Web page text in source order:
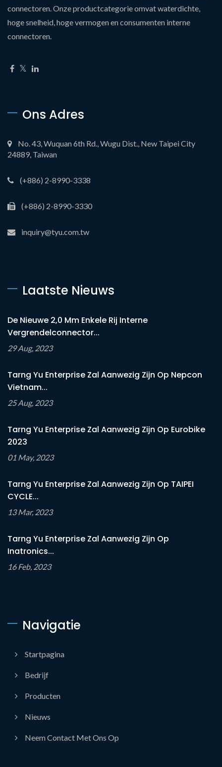
connectoren. Onze productcategorie omvat waterdichte,
hoge snelheid, hoge vermogen en consumenten interne
connectoren.
Ons Adres
No. 43, Wuquan 6th Rd., Wugu Dist., New Taipei City
24889, Taiwan
(+886) 2-8990-3338
(+886) 2-8990-3330
inquiry@tyu.com.tw
Laatste Nieuws
De Nieuwe 2,0 Mm Enkele Rij Interne
Vergrendelconnector...
29 Aug, 2023
Tarng Yu Enterprise Zal Aanwezig Zijn Op Nepcon
Vietnam...
25 Aug, 2023
Tarng Yu Enterprise Zal Aanwezig Zijn Op Eurobike
2023
01 May, 2023
Tarng Yu Enterprise Zal Aanwezig Zijn Op TAIPEI
CYCLE...
13 Mar, 2023
Tarng Yu Enterprise Zal Aanwezig Zijn Op
Inatronics...
16 Feb, 2023
Navigatie
Startpagina
Bedrijf
Producten
Nieuws
Neem Contact Met Ons Op